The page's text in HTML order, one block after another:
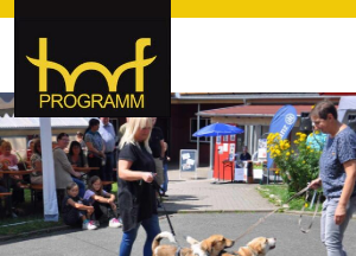
hof-programm – das
Veranstaltungsportal für
Hochfranken